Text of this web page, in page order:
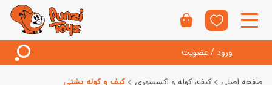
ورود / عضویت
صفحه اصلی کیف، کوله و اکسسوری کیف و کوله پشتی